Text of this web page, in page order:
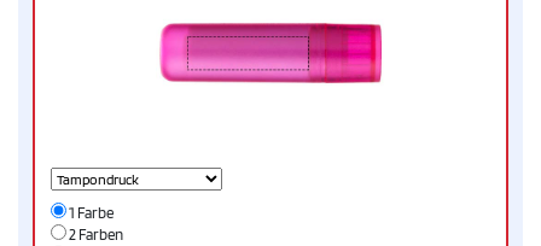
1 Farbe
2 Farben